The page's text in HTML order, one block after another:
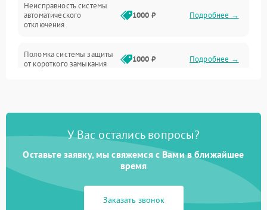
Механика
Корпус/Герметичность
Неисправность системы
автоматического
отключения
1000 ₽ Подробнее →
Поломка системы защиты
от короткого замыкания
1000 ₽ Подробнее →
Неисправность системы
перенапряжения
1000 ₽ Подробнее →
Неисправность системы
защиты от замыкания
1000 ₽
У Вас остались вопросы?
Оставьте заявку, мы свяжемся с Вами в ближайшее
время
Заказать звонок